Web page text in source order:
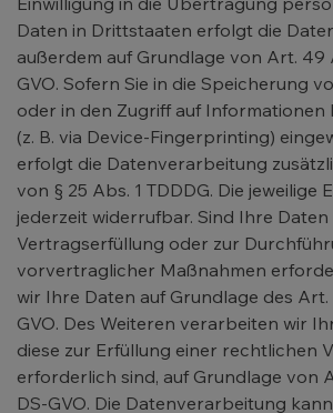
Daten in Drittstaaten erfolgt die
außerdem auf Grundlage von Art. 49
GVO. Sofern Sie in die Speicherung
oder in den Zugriff auf Informationen
(z. B. via Device-Fingerprinting)
erfolgt die Datenverarbeitung
von § 25 Abs. 1 TDDDG. Die jeweilige
jederzeit widerrufbar. Sind Ihre Daten
Vertragserfüllung oder zur
vorvertraglicher Maßnahmen
wir Ihre Daten auf Grundlage des Art.
GVO. Des Weiteren verarbeiten wir
diese zur Erfüllung einer rechtlichen
erforderlich sind, auf Grundlage von
DS-GVO. Die Datenverarbeitung